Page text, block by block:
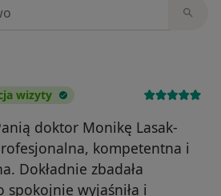
wizyty
doktor Monikę Lasak-
kompetentna i
Dokładnie zbadała
spokojnie wyjaśniła i